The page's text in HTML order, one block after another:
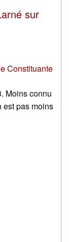
sur
Constituante
Moins connu
est pas moins